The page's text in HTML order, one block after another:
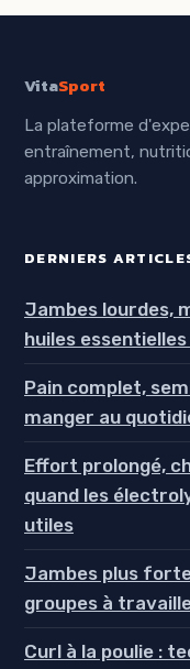
VitaSport
La plateforme
entraînement,
approximation.
DERNIERS
Jambes lourdes,
huiles
Pain complet,
manger au
Effort prolongé,
quand les
utiles
Jambes plus
groupes à
Curl à la poulie :